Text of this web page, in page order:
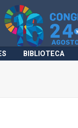
BIBLIOTECA